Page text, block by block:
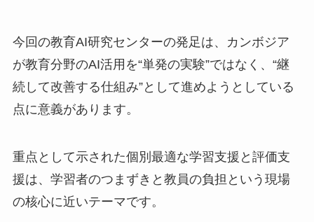
今回の教育AI研究センターの発足は、カンボジア
が教育分野のAI活用を“単発の実験”ではなく、“継
続して改善する仕組み”として進めようとしている
点に意義があります。
重点として示された個別最適な学習支援と評価支
援は、学習者のつまずきと教員の負担という現場
の核心に近いテーマです。